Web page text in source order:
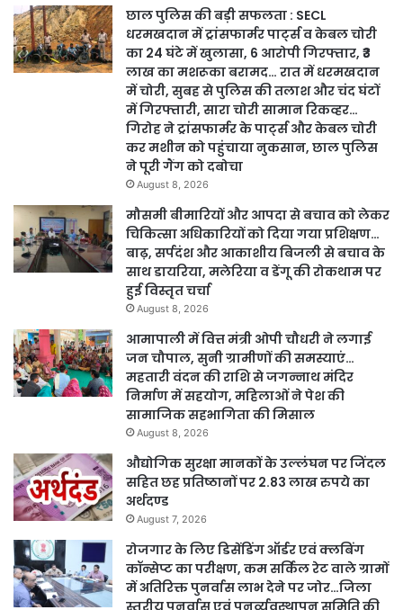
छाल पुलिस की बड़ी सफलता : SECL
धरमखदान में ट्रांसफार्मर पार्ट्स व केबल चोरी
का 24 घंटे में खुलासा, 6 आरोपी गिरफ्तार, ₹3
लाख का मशरूका बरामद… रात में धरमखदान
में चोरी, सुबह से पुलिस की तलाश और चंद घंटों
में गिरफ्तारी, सारा चोरी सामान रिकव्हर…
गिरोह ने ट्रांसफार्मर के पार्ट्स और केबल चोरी
कर मशीन को पहुंचाया नुकसान, छाल पुलिस
ने पूरी गैंग को दबोचा
August 8, 2026
मौसमी बीमारियों और आपदा से बचाव को लेकर
चिकित्सा अधिकारियों को दिया गया प्रशिक्षण…
बाढ़, सर्पदंश और आकाशीय बिजली से बचाव के
साथ डायरिया, मलेरिया व डेंगू की रोकथाम पर
हुई विस्तृत चर्चा
August 8, 2026
आमापाली में वित्त मंत्री ओपी चौधरी ने लगाई
जन चौपाल, सुनी ग्रामीणों की समस्याएं…
महतारी वंदन की राशि से जगन्नाथ मंदिर
निर्माण में सहयोग, महिलाओं ने पेश की
सामाजिक सहभागिता की मिसाल
August 8, 2026
औद्योगिक सुरक्षा मानकों के उल्लंघन पर जिंदल
सहित छह प्रतिष्ठानों पर 2.83 लाख रुपये का
अर्थदण्ड
August 7, 2026
रोजगार के लिए डिसेंडिंग ऑर्डर एवं क्लबिंग
कॉन्सेप्ट का परीक्षण, कम सर्किल रेट वाले ग्रामों
में अतिरिक्त पुनर्वास लाभ देने पर जोर…जिला